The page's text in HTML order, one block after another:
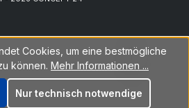
Cookies, um eine bestmögliche
können. Mehr Informationen ...
Nur technisch notwendige